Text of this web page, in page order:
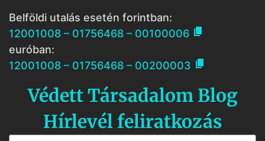
Belföldi utalás esetén forintban:
12001008 – 01756468 – 00100006 
euróban:
12001008 – 01756468 – 00200003 
Védett Társadalom Blog
Hírlevél feliratkozás